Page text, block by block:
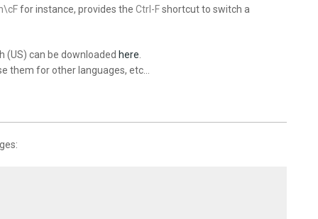
for instance, provides the Ctrl-Fshortcut to switch a
(US) can be downloaded here
them for other languages, etc…